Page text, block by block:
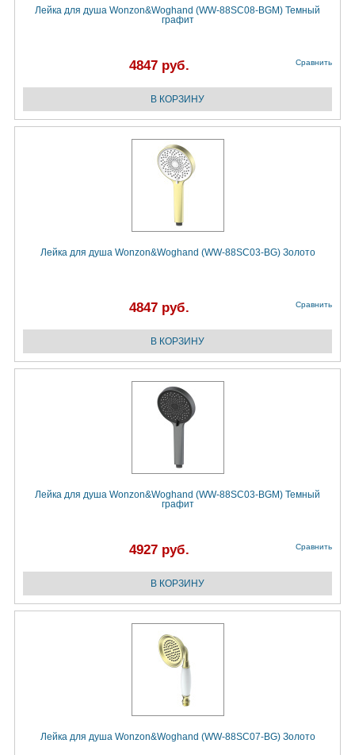
Лейка для душа Wonzon&Woghand (WW-88SC08-BGM) Темный
графит
4847 руб. Сравнить
Лейка для душа Wonzon&Woghand (WW-88SC03-BG) Золото
4847 руб. Сравнить
Лейка для душа Wonzon&Woghand (WW-88SC03-BGM) Темный
графит
4927 руб. Сравнить
Лейка для душа Wonzon&Woghand (WW-88SC07-BG) Золото